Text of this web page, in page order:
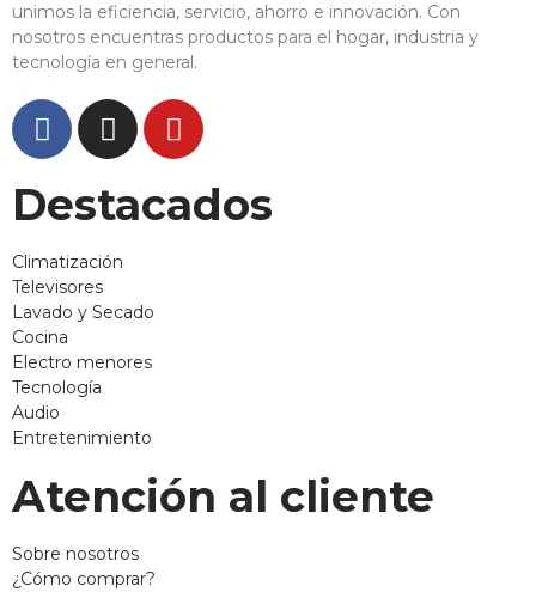
unimos la eficiencia, servicio, ahorro e innovación. Con
nosotros encuentras productos para el hogar, industria y
tecnología en general.
Destacados
Climatización
Televisores
Lavado y Secado
Cocina
Electro menores
Tecnología
Audio
Entretenimiento
Atención al cliente
Sobre nosotros
¿Cómo comprar?